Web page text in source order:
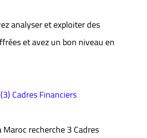
analyser et exploiter des
et avez un bon niveau en
(3) Cadres Financiers
recherche 3 Cadres